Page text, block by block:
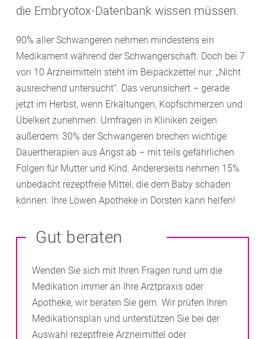
die Embryotox-Datenbank wissen müssen.
90% aller Schwangeren nehmen mindestens ein
Medikament während der Schwangerschaft. Doch bei 7
von 10 Arzneimitteln steht im Beipackzettel nur: „Nicht
ausreichend untersucht“. Das verunsichert – gerade
jetzt im Herbst, wenn Erkältungen, Kopfschmerzen und
Übelkeit zunehmen. Umfragen in Kliniken zeigen
außerdem: 30% der Schwangeren brechen wichtige
Dauertherapien aus Angst ab – mit teils gefährlichen
Folgen für Mutter und Kind. Andererseits nehmen 15%
unbedacht rezeptfreie Mittel, die dem Baby schaden
können. Ihre Löwen Apotheke in Dorsten kann helfen!
Gut beraten
Wenden Sie sich mit Ihren Fragen rund um die
Medikation immer an Ihre Arztpraxis oder
Apotheke, wir beraten Sie gern. Wir prüfen Ihren
Medikationsplan und unterstützen Sie bei der
Auswahl rezeptfreie Arzneimittel oder